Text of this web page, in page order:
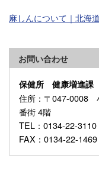
麻しんについて｜北海
お問い合わせ
保健所 健康増進課
住所 ：〒047-0008
番街 4階
TEL ：0134-22-3110
FAX ：0134-22-1469